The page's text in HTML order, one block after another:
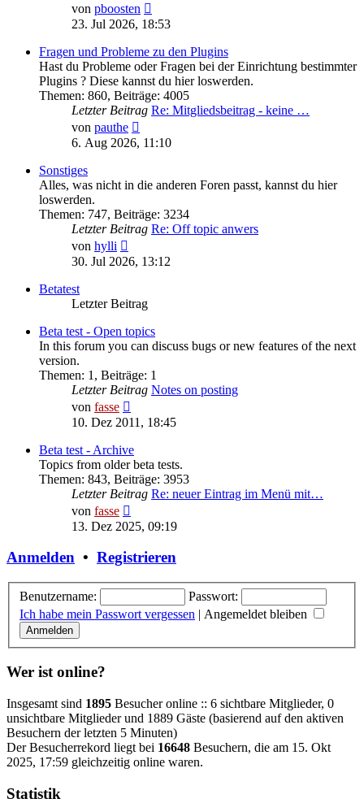
von pboosten
Beitrag
23. Jul 2026, 18:53
Fragen und Probleme zu den Plugins
Hast du Probleme oder Fragen bei der Einrichtung bestimmter
Plugins ? Diese kannst du hier loswerden.
Themen: 860, Beiträge: 4005
Letzter Beitrag Re: Mitgliedsbeitrag - keine …
von pauthe
Beitrag
6. Aug 2026, 11:10
Sonstiges
Alles, was nicht in die anderen Foren passt, kannst du hier
loswerden.
Themen: 747, Beiträge: 3234
Letzter Beitrag Re: Off topic anwers
von hylli
Beitrag
30. Jul 2026, 13:12
Betatest
Letzter Beitrag
Beta test - Open topics
In this forum you can discuss bugs or new features of the next
version.
Themen: 1 , Beiträge: 1
Letzter Beitrag Notes on posting
von fasse
Beitrag
10. Dez 2011, 18:45
Beta test - Archive
Topics from older beta tests.
Themen: 843, Beiträge: 3953
Letzter Beitrag Re: neuer Eintrag im Menü mit…
von fasse
Beitrag
13. Dez 2025, 09:19
Anmelden • Registrieren
Benutzername:
Passwort:
Ich habe mein Passwort vergessen | Angemeldet bleiben
Wer ist online?
Insgesamt sind 1895 Besucher online :: 6 sichtbare Mitglieder, 0
unsichtbare Mitglieder und 1889 Gäste (basierend auf den aktiven
Besuchern der letzten 5 Minuten)
Der Besucherrekord liegt bei 16648 Besuchern, die am 15. Okt
2025, 17:59 gleichzeitig online waren.
Statistik